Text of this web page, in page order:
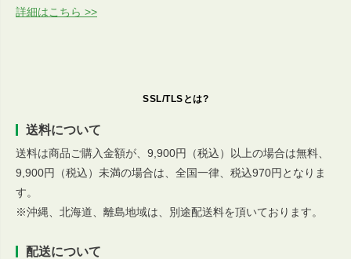
詳細はこちら >>
SSL/TLSとは?
送料について
送料は商品ご購入金額が、9,900円（税込）以上の場合は無料、
9,900円（税込）未満の場合は、全国一律、税込970円となりま
す。
※沖縄、北海道、離島地域は、別途配送料を頂いております。
配送について